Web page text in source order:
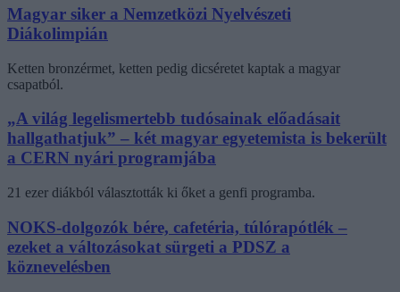
Magyar siker a Nemzetközi Nyelvészeti
Diákolimpián
Ketten bronzérmet, ketten pedig dicséretet kaptak a magyar
csapatból.
„A világ legelismertebb tudósainak előadásait
hallgathatjuk” – két magyar egyetemista is bekerült
a CERN nyári programjába
21 ezer diákból választották ki őket a genfi programba.
NOKS-dolgozók bére, cafetéria, túlórapótlék –
ezeket a változásokat sürgeti a PDSZ a
köznevelésben